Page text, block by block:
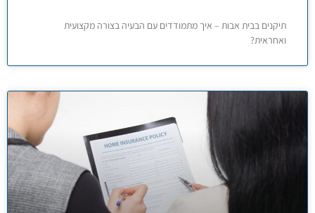
תיקנים בבית אבות – איך מתמודדים עם הבעיה בצורה מקצועית
ואחראית?